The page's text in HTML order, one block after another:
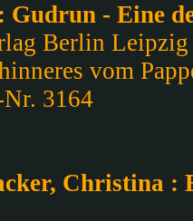
- Eine
Berlin
vom
3164
Christina :